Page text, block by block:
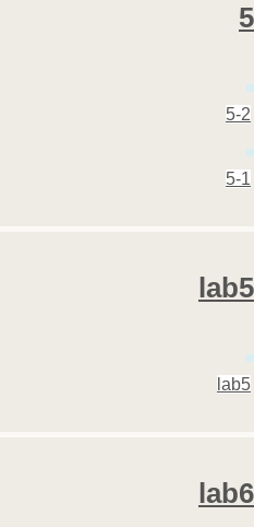
5
5-2
5-1
lab5
lab5
lab6